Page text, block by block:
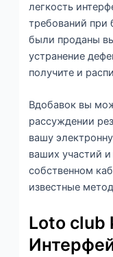
легкость
требований при
были проданы
устранение
получите и
Вдобавок вы
рассуждении
вашу
ваших участий
собственном
известные
Loto club